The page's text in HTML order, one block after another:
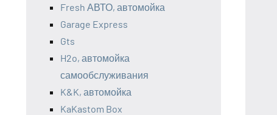
Fresh АВТО, автомойка
Garage Express
Gts
H2o, автомойка
самообслуживания
K&K, автомойка
KaKastom Box